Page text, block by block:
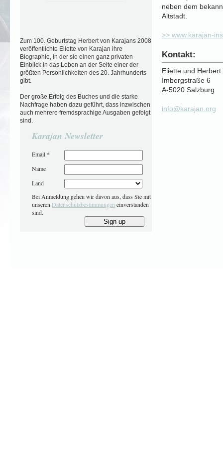
Zum 100. Geburtstag Herbert von Karajans 2008
veröffentlichte Eliette von Karajan ihre
Biographie, in der sie einen ganz privaten
Einblick in das Leben an der Seite einer der
größten Persönlichkeiten des 20. Jahrhunderts
gibt.
Der große Erfolg des Buches und die starke
Nachfrage haben dazu geführt, dass inzwischen
auch mehrere fremdsprachige Ausgaben gefolgt
sind.
Karajan Newsletter
Email *
Name
Land
Bei Anmeldung gehen wir davon aus, dass Sie mit
unseren Datenschutzbestimmungen einverstanden
sind.
neben dem
Altstadt.
>> www.karajan-
Kontakt:
Eliette und
Imbergstraße 6
A-5020 Salzburg
info@karajan.org